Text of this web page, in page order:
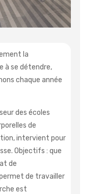
la
à se détendre,
chaque année
des écoles
de
intervient pour
Objectifs : que
de
de travailler
est